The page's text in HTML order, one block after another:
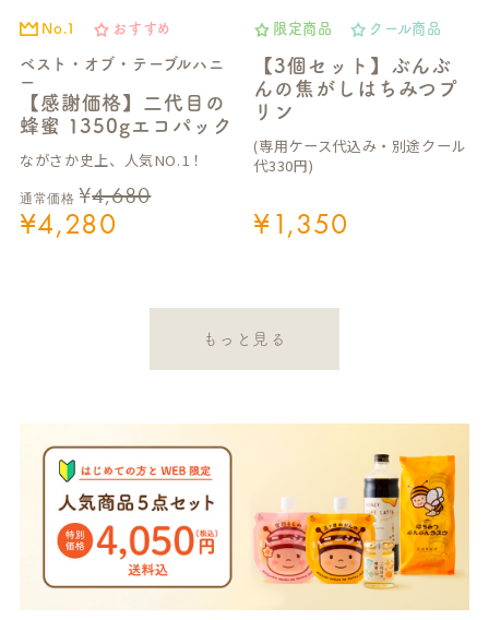
No.1 おすすめ
ベスト・オブ・テーブルハニ
ー
【感謝価格】二代目の
蜂蜜 1350gエコパック
ながさか史上、人気NO.1！
通常価格 ¥4,680
¥4,280
限定商品 クール商品
【3個セット】ぶんぶ
んの焦がしはちみつプ
リン
(専用ケース代込み・別途クール
代330円)
¥1,350
もっと見る